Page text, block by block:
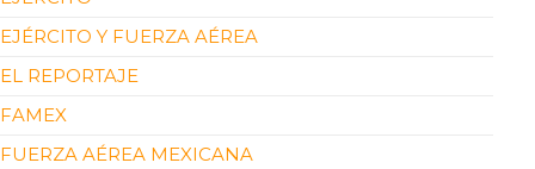
EJÉRCITO Y FUERZA AÉREA
EL REPORTAJE
FAMEX
FUERZA AÉREA MEXICANA